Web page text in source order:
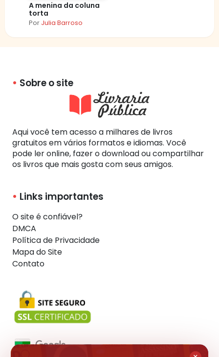
A menina da coluna
torta
Por Julia Barroso
Sobre o site
Aqui você tem acesso a milhares de livros
gratuitos em vários formatos e idiomas. Você
pode ler online, fazer o download ou compartilhar
os livros que mais gosta com seus amigos.
Links importantes
O site é confiável?
DMCA
Política de Privacidade
Mapa do Site
Contato